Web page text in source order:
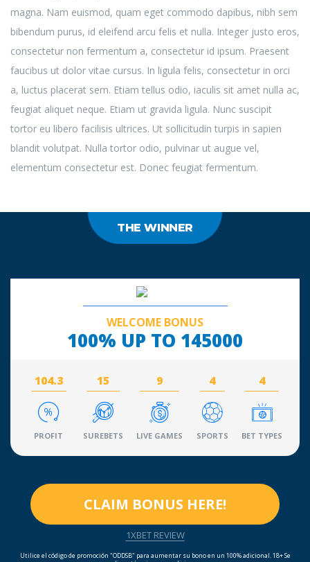
magna. Nam euismod, quam eget commodo dapibus, nibh sem
bibendum purus, id eleifend arcu felis et nulla. Integer justo eros,
consectetur non fermentum a, consectetur id ipsum. Praesent
faucibus ut dolor vitae cursus. In ligula felis, consectetur in orci
a, luctus placerat sem. Etiam tellus odio, iaculis sit amet nulla ac,
feugiat aliquet neque. Etiam ut gravida ligula. Nunc suscipit
tortor eu libero facilisis ultrices. Ut sollicitudin turpis in sapien
blandit volutpat. Nulla tortor odio, pulvinar ut augue vel,
elementum consectetur est. Donec feugiat fermentum.
THE WINNER
WELCOME BONUS
100% UP TO 145000
104.3
PROFIT
15
SUREBETS
9
LIVE GAMES
4
SPORTS
4
BET TYPES
CLAIM BONUS HERE!
1XBET REVIEW
Utilice el código de promoción "ODDSB" para aumentar su bono en un 100% adicional. 18+ Se